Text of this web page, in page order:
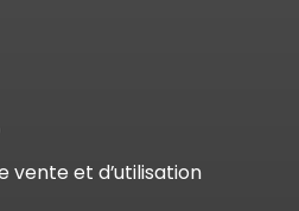
vente et d’utilisation